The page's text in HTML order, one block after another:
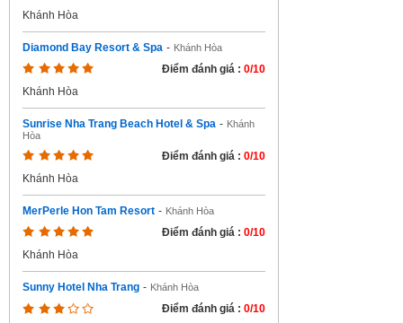
Khánh Hòa
Diamond Bay Resort & Spa - Khánh Hòa
Điểm đánh giá : 0/10
Khánh Hòa
Sunrise Nha Trang Beach Hotel & Spa - Khánh
Hòa
Điểm đánh giá : 0/10
Khánh Hòa
MerPerle Hon Tam Resort - Khánh Hòa
Điểm đánh giá : 0/10
Khánh Hòa
Sunny Hotel Nha Trang - Khánh Hòa
Điểm đánh giá : 0/10